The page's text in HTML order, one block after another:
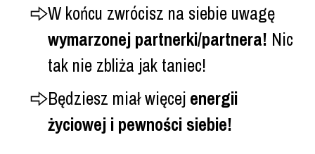
W końcu zwrócisz na siebie uwagę
wymarzonej partnerki/partnera! Nic
tak nie zbliża jak taniec!
Będziesz miał więcej energii
życiowej i pewności siebie!